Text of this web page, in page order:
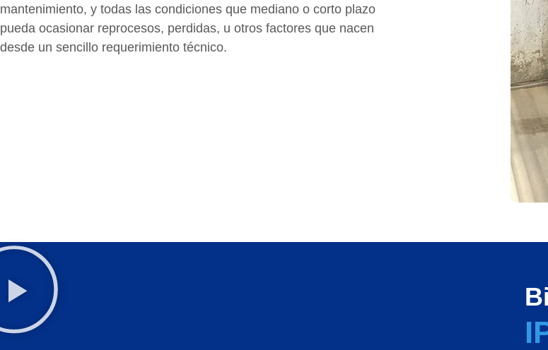
Ver más...
mantenimiento, y todas las condiciones que mediano o corto plazo
pueda ocasionar reprocesos, perdidas, u otros factores que nacen
desde un sencillo requerimiento técnico.